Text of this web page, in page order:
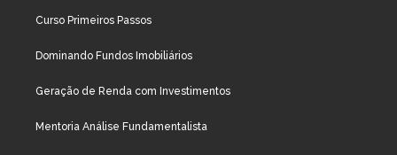
Curso Primeiros Passos
Dominando Fundos Imobiliários
Geração de Renda com Investimentos
Mentoria Análise Fundamentalista